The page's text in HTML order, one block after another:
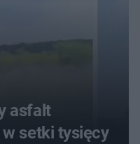
asfalt
setki tysięcy